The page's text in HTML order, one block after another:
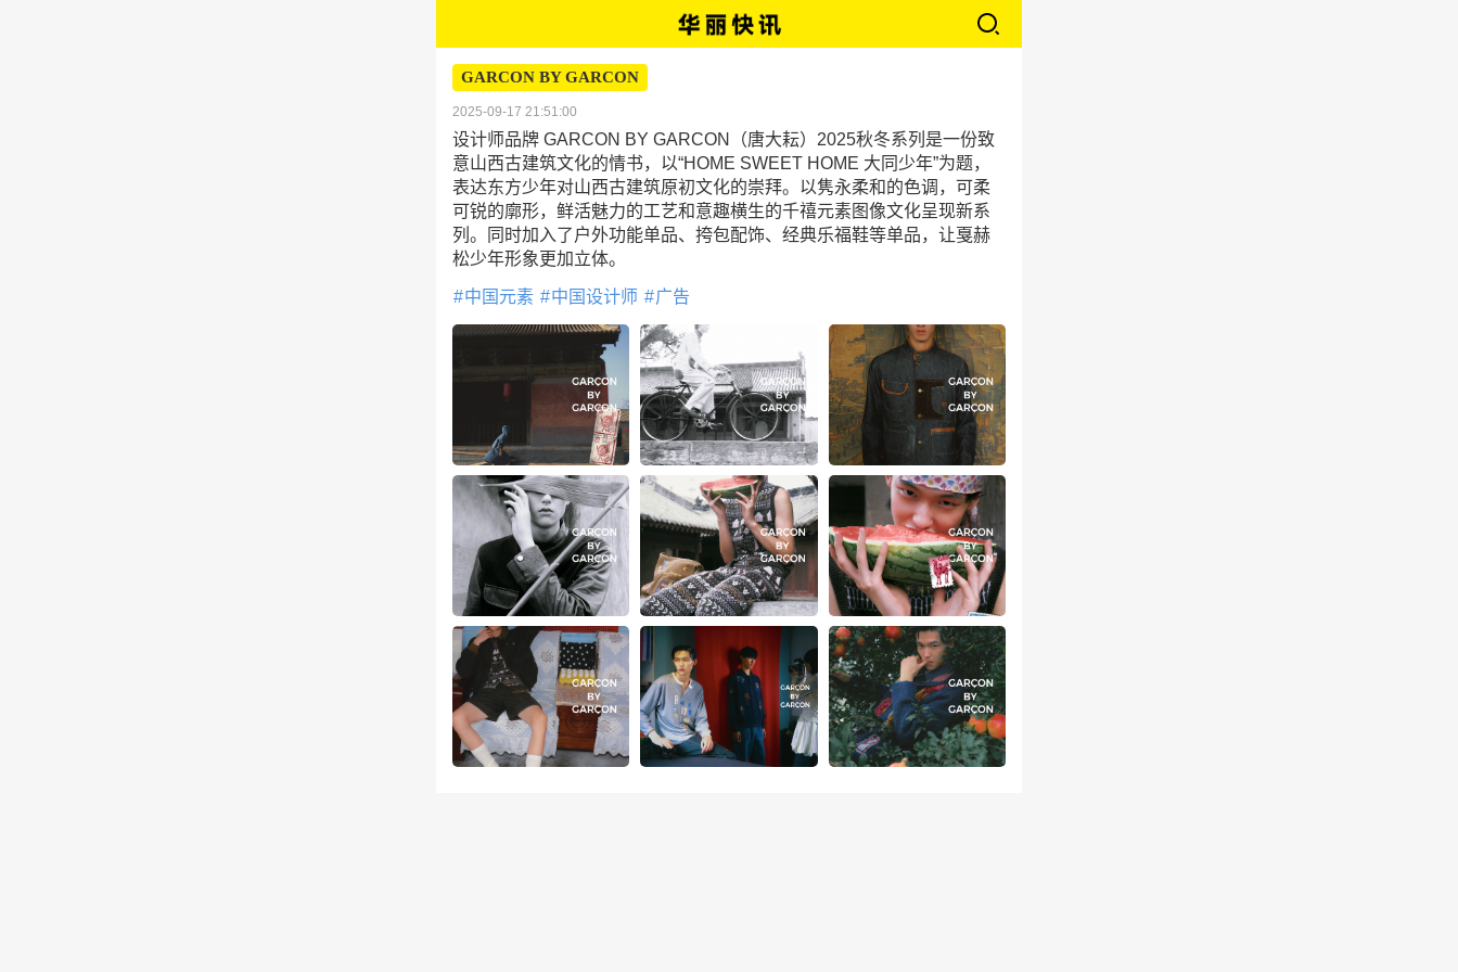
GARCON BY GARCON
2025-09-17 21:51:00
设计师品牌 GARCON BY GARCON（唐大耘）2025秋冬系列是一份致
意山西古建筑文化的情书，以“HOME SWEET HOME 大同少年”为题，
表达东方少年对山西古建筑原初文化的崇拜。以隽永柔和的色调，可柔
可锐的廓形，鲜活魅力的工艺和意趣横生的千禧元素图像文化呈现新系
列。同时加入了户外功能单品、挎包配饰、经典乐福鞋等单品，让戛赫
松少年形象更加立体。
中国元素 中国设计师 广告